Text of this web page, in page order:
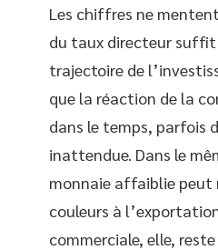
Les chiffres ne
du taux directeur suffit
trajectoire de
que la réaction de la
dans le temps, parfois
inattendue. Dans le
monnaie affaiblie peut
couleurs à
commerciale, elle,